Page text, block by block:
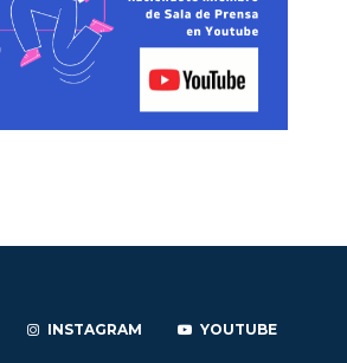
INSTAGRAM YOUTUBE